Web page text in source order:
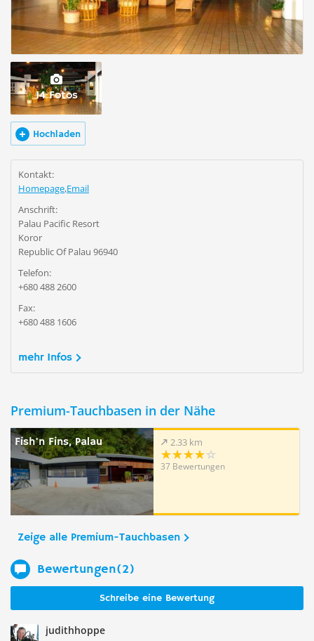
14 Fotos
Hochladen
Kontakt:
Homepage,Email
Anschrift:
Palau Pacific Resort
Koror
Republic Of Palau 96940
Telefon:
+680 488 2600
Fax:
+680 488 1606
mehr Infos
Premium-Tauchbasen in der Nähe
Fish'n Fins, Palau 2.33 km
37 Bewertungen
Zeige alle Premium-Tauchbasen
Bewertungen(2)
Schreibe eine Bewertung
judithhoppe